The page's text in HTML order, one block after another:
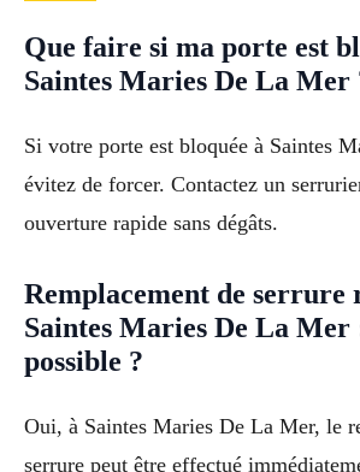
Que faire si ma porte est
Saintes Maries De La Mer
Si votre porte est bloquée à Saintes
évitez de forcer. Contactez un
ouverture rapide sans dégâts.
Remplacement de serrure
Saintes Maries De La Mer
possible ?
Oui, à Saintes Maries De La Mer, le
serrure peut être effectué